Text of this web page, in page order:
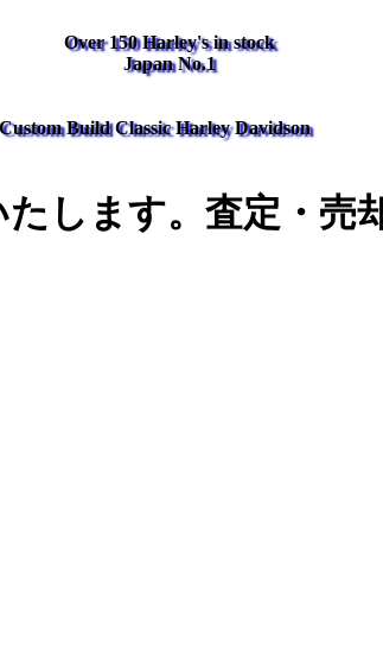
Over 150 Harley's in stock
Japan No.1
Build Classic Harley Davidson
します。査定・売